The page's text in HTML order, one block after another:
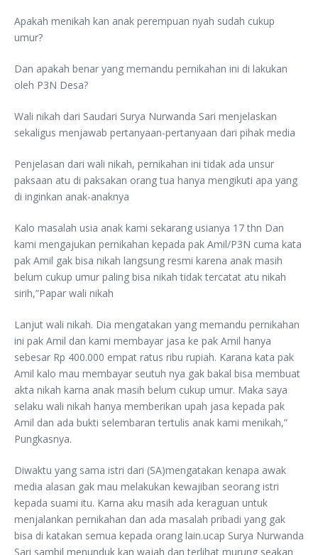
Apakah menikah kan anak perempuan nyah sudah cukup
umur?
Dan apakah benar yang memandu pernikahan ini di lakukan
oleh P3N Desa?
Wali nikah dari Saudari Surya Nurwanda Sari menjelaskan
sekaligus menjawab pertanyaan-pertanyaan dari pihak media
Penjelasan dari wali nikah, pernikahan ini tidak ada unsur
paksaan atu di paksakan orang tua hanya mengikuti apa yang
di inginkan anak-anaknya
Kalo masalah usia anak kami sekarang usianya 17 thn Dan
kami mengajukan pernikahan kepada pak Amil/P3N cuma kata
pak Amil gak bisa nikah langsung resmi karena anak masih
belum cukup umur paling bisa nikah tidak tercatat atu nikah
sirih,”Papar wali nikah
Lanjut wali nikah. Dia mengatakan yang memandu pernikahan
ini pak Amil dan kami membayar jasa ke pak Amil hanya
sebesar Rp 400.000 empat ratus ribu rupiah. Karana kata pak
Amil kalo mau membayar seutuh nya gak bakal bisa membuat
akta nikah karna anak masih belum cukup umur. Maka saya
selaku wali nikah hanya memberikan upah jasa kepada pak
Amil dan ada bukti selembaran tertulis anak kami menikah,”
Pungkasnya.
Diwaktu yang sama istri dari (SA)mengatakan kenapa awak
media alasan gak mau melakukan kewajiban seorang istri
kepada suami itu. Karna aku masih ada keraguan untuk
menjalankan pernikahan dan ada masalah pribadi yang gak
bisa di katakan semua kepada orang lain.ucap Surya Nurwanda
Sari sambil menunduk kan wajah dan terlihat murung seakan